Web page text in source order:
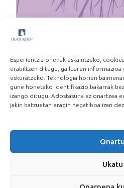
Esperientzia onenak eskaintzeko,
erabiltzen ditugu, gailuaren
eskuratzeko. Teknologia horien
gune honetako identifikazio bakarrak
izango ditugu. Adostasuna ez onartzea
jakin batzuetan eragin negatiboa izan
Onartu
Ukatu